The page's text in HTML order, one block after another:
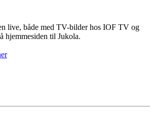
live, både med TV-bilder hos IOF TV og
hjemmesiden til Jukola.